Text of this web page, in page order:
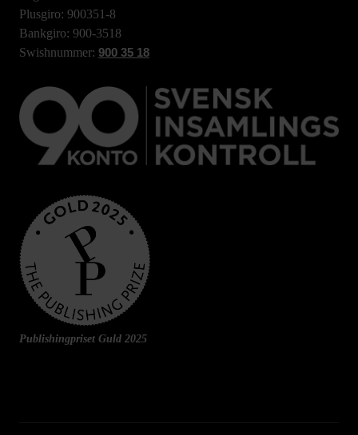
Plusgiro: 900351-8
Bankgiro: 900-3518
Swishnummer: 900 35 18
Publishingpriset Guld 2025